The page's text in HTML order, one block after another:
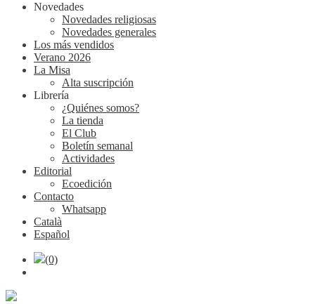
Novedades
Novedades religiosas
Novedades generales
Los más vendidos
Verano 2026
La Misa
Alta suscripción
Librería
¿Quiénes somos?
La tienda
El Club
Boletín semanal
Actividades
Editorial
Ecoedición
Contacto
Whatsapp
Català
Español
(0)